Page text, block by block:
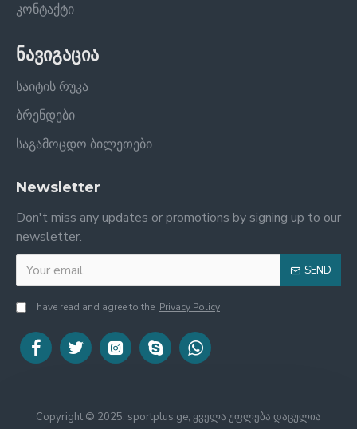
კონტაქტი
ნავიგაცია
საიტის რუკა
ბრენდები
საგამოცდო ბილეთები
Newsletter
Don't miss any updates or promotions by signing up to our
newsletter.
SEND
I have read and agree to the Privacy Policy
Copyright © 2025, sportplus.ge, ყველა უფლება დაცულია